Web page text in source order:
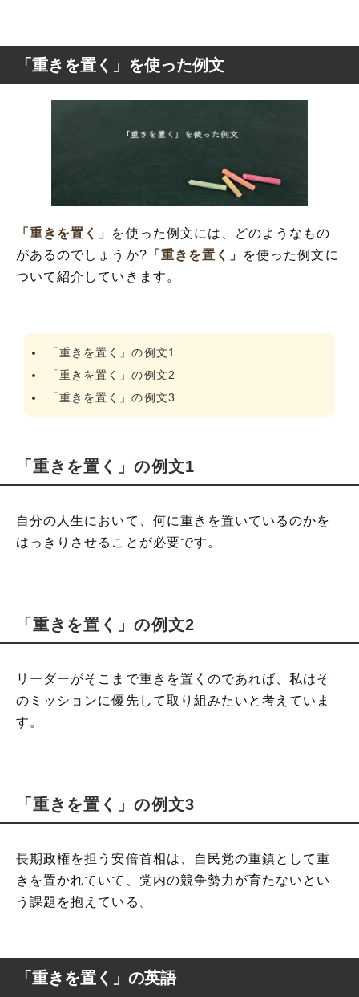
「重きを置く」を使った例文
「重きを置く」 を使った例文には、どのようなもの
があるのでしょうか? 「重きを置く」
を使った例文に
ついて紹介していきます。
「重きを置く」の例文1
「重きを置く」の例文2
「重きを置く」の例文3
「重きを置く」の例文1
自分の人生において、何に重きを置いているのかを
はっきりさせることが必要です。
「重きを置く」の例文2
リーダーがそこまで重きを置くのであれば、私はそ
のミッションに優先して取り組みたいと考えていま
す。
「重きを置く」の例文3
長期政権を担う安倍首相は、自民党の重鎮として重
きを置かれていて、党内の競争勢力が育たないとい
う課題を抱えている。
「重きを置く」の英語